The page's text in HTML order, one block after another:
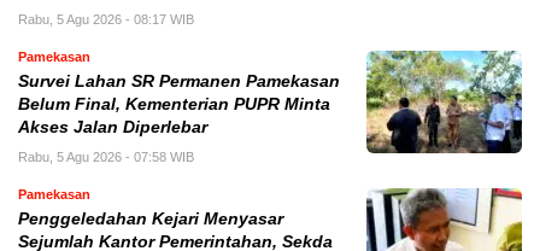
Rabu, 5 Agu 2026 - 08:17 WIB
Pamekasan
Survei Lahan SR Permanen Pamekasan
Belum Final, Kementerian PUPR Minta
Akses Jalan Diperlebar
Rabu, 5 Agu 2026 - 07:58 WIB
Pamekasan
Penggeledahan Kejari Menyasar
Sejumlah Kantor Pemerintahan, Sekda